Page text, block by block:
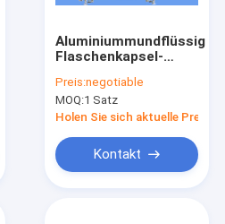
Flaschenkapsel-
Präzision
Preis:negotiable
MOQ:1 Satz
Holen Sie sich aktuelle Preis
Kontakt